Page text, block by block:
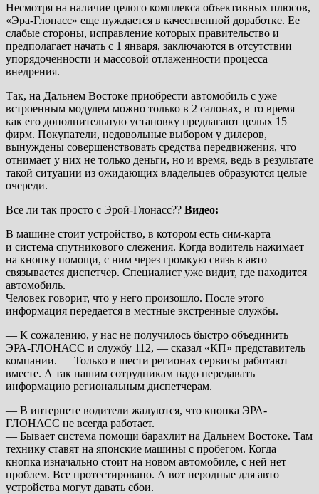
Несмотря на наличие целого комплекса объективных плюсов,
«Эра-Глонасс» еще нуждается в качественной доработке. Ее
слабые стороны, исправление которых правительство и
предполагает начать с 1 января, заключаются в отсутствии
упорядоченности и массовой отлаженности процесса
внедрения.
Так, на Дальнем Востоке приобрести автомобиль с уже
встроенным модулем можно только в 2 салонах, в то время
как его дополнительную установку предлагают целых 15
фирм. Покупатели, недовольные выбором у дилеров,
вынуждены совершенствовать средства передвижения, что
отнимает у них не только деньги, но и время, ведь в результате
такой ситуации из ожидающих владельцев образуются целые
очереди.
Все ли так просто с Эрой-Глонасс?? Видео:
В машине стоит устройство, в котором есть сим-карта
и система спутникового слежения. Когда водитель нажимает
на кнопку помощи, с ним через громкую связь в авто
связывается диспетчер. Специалист уже видит, где находится
автомобиль.
Человек говорит, что у него произошло. После этого
информация передается в местные экстренные службы.
— К сожалению, у нас не получилось быстро объединить
ЭРА-ГЛОНАСС и службу 112, — сказал «КП» представитель
компании. — Только в шести регионах сервисы работают
вместе. А так нашим сотрудникам надо передавать
информацию региональным диспетчерам.
— В интернете водители жалуются, что кнопка ЭРА-
ГЛОНАСС не всегда работает.
— Бывает система помощи барахлит на Дальнем Востоке. Там
технику ставят на японские машины с пробегом. Когда
кнопка изначально стоит на новом автомобиле, с ней нет
проблем. Все протестировано. А вот неродные для авто
устройства могут давать сбои.